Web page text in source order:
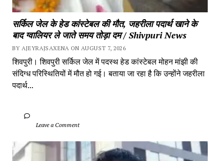
सर्किल जेल के हेड कांस्टेबल की मौत, जहरीला पदार्थ खाने के
बाद ग्वालियर ले जाते समय तोड़ा दम / Shivpuri News
BY AJEYRAJSAXENA ON AUGUST 7, 2026
शिवपुरी। शिवपुरी सर्किल जेल में पदस्थ हेड कांस्टेबल मोहन मांझी की
संदिग्ध परिस्थितियों में मौत हो गई। बताया जा रहा है कि उन्होंने जहरीला
पदार्थ...
		Leave a Comment